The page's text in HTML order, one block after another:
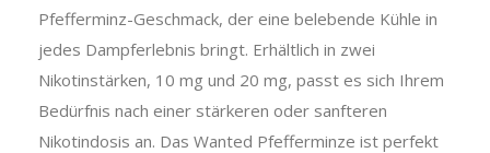
Pfefferminz-Geschmack, der eine belebende Kühle in
jedes Dampferlebnis bringt. Erhältlich in zwei
Nikotinstärken, 10 mg und 20 mg, passt es sich Ihrem
Bedürfnis nach einer stärkeren oder sanfteren
Nikotindosis an. Das Wanted Pfefferminze ist perfekt